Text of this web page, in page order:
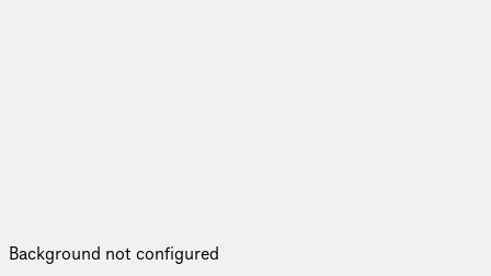
Background not configured